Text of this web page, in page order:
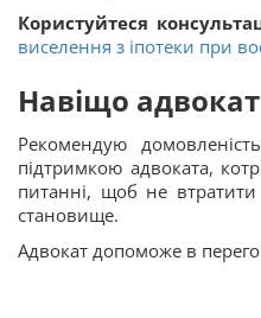
Користуйтеся
виселення з іпотеки при
Навіщо
Рекомендую
підтримкою адвоката,
питанні, щоб не
становище.
Адвокат допоможе в